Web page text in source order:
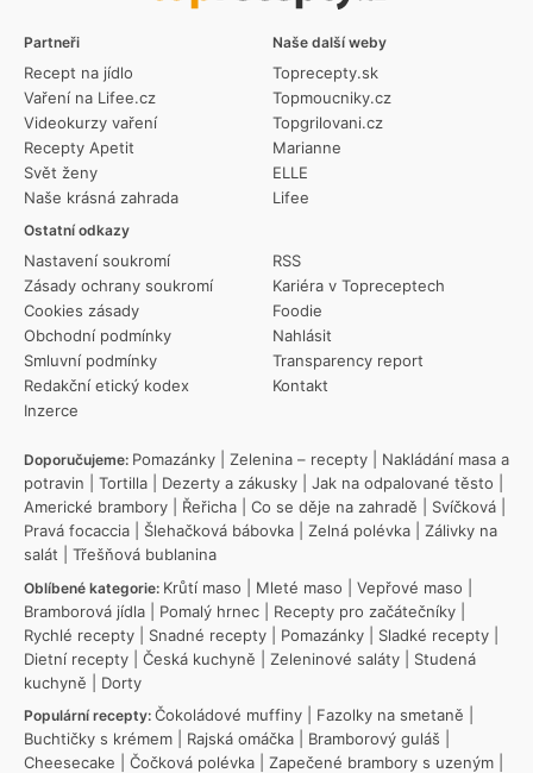
Partneři
Recept na jídlo
Vaření na Lifee.cz
Videokurzy vaření
Recepty Apetit
Svět ženy
Naše krásná zahrada
Ostatní odkazy
Nastavení soukromí
Zásady ochrany soukromí
Cookies zásady
Obchodní podmínky
Smluvní podmínky
Redakční etický kodex
Inzerce
RSS
Kariéra v Topreceptech
Foodie
Nahlásit
Transparency report
Kontakt
Naše další weby
Toprecepty.sk
Topmoucniky.cz
Topgrilovani.cz
Marianne
ELLE
Lifee
Doporučujeme: Pomazánky Zelenina – recepty
Nakládání masa a
potravin
Tortilla Dezerty a zákusky Jak na odpalované těsto
Americké brambory
Řeřicha Co se děje na zahradě Svíčková
Pravá focaccia
Šlehačková bábovka Zelná polévka
Zálivky na
salát
Třešňová bublanina
Oblíbené kategorie: Krůtí maso Mleté maso Vepřové maso
Bramborová jídla
Pomalý hrnec Recepty pro začátečníky
Rychlé recepty
Snadné recepty Pomazánky Sladké recepty
Dietní recepty
Česká kuchyně Zeleninové saláty
Studená
kuchyně
Dorty
Populární recepty: Čokoládové muffiny Fazolky na smetaně
Buchtičky s krémem
Rajská omáčka Bramborový guláš
Cheesecake
Čočková polévka Zapečené brambory s uzeným